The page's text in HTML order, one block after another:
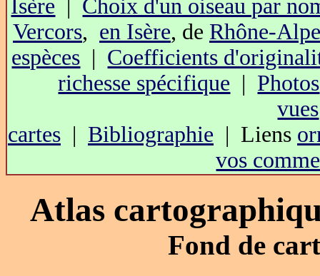
Isère | Choix d'un oiseau par
Vercors, en Isère, de Rhône-
espèces | Coefficients
richesse spécifique | Photos
vues
cartes | Bibliographie | Liens
vos
Atlas
Fond de